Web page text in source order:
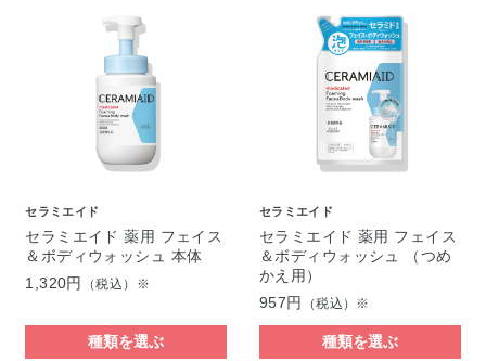
セラミエイド
セラミエイド 薬用 フェイス
＆ボディウォッシュ 本体
1,320円
（税込）※
種類を選ぶ
セラミエイド
セラミエイド 薬用 フェイス
＆ボディウォッシュ （つめ
かえ用）
957円
（税込）※
種類を選ぶ